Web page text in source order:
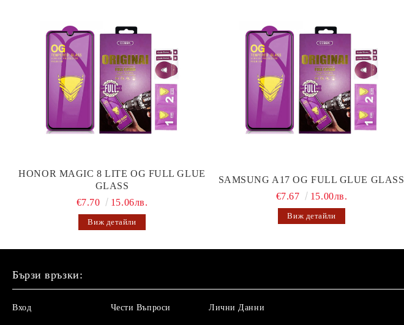
HONOR MAGIC 8 LITE OG FULL GLUE
GLASS
€7.70
15.06лв.
Виж детайли
SAMSUNG A17 OG FULL GLUE GLASS
€7.67
15.00лв.
Виж детайли
Бързи връзки:
Вход Чести Въпроси Лични Данни